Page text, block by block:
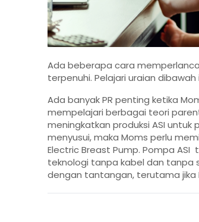
Ada beberapa cara
terpenuhi. Pelajari uraian
Ada banyak PR penting ketika
mempelajari berbagai teori
meningkatkan produksi ASI
menyusui, maka Moms perlu
Electric Breast Pump. Pompa ASI
teknologi tanpa kabel dan tanpa
dengan tantangan, terutama jika